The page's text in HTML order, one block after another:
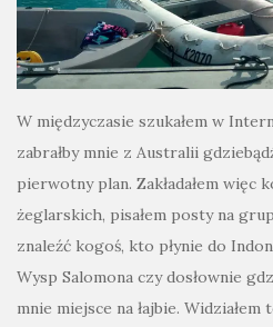
W międzyczasie szukałem w
zabrałby mnie z Australii
pierwotny plan. Zakładałem więc
żeglarskich, pisałem posty na
znaleźć kogoś, kto płynie do
Wysp Salomona czy dosłownie
mnie miejsce na łajbie. Widziałem